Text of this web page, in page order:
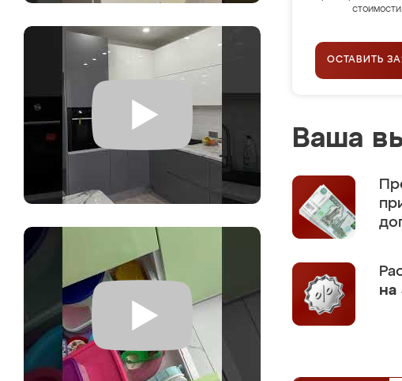
стоимости.
ОСТАВИТЬ
Ваша
на